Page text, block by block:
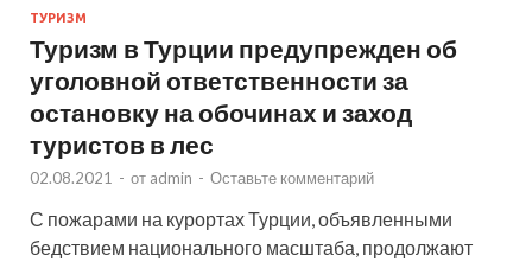
ТУРИЗМ
Туризм в Турции предупрежден об
уголовной ответственности за
остановку на обочинах и заход
туристов в лес
02.08.2021 - от admin - Оставьте комментарий
С пожарами на курортах Турции, объявленными
бедствием национального масштаба, продолжают